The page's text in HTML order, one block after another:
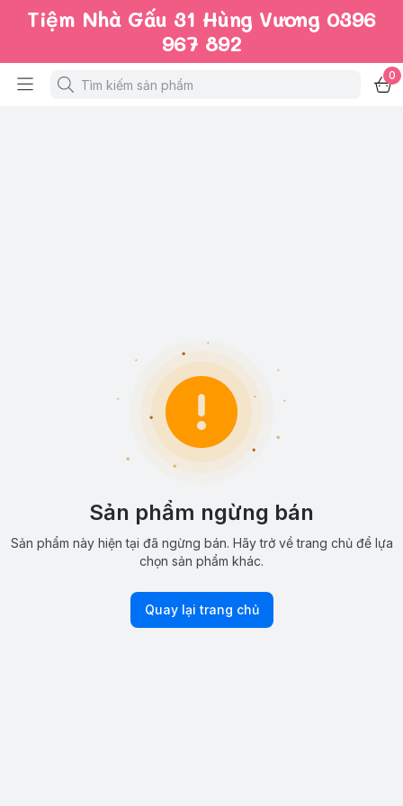
Tiệm Nhà Gấu 31 Hùng Vương 0396
967 892
0
Sản phẩm ngừng bán
Sản phẩm này hiện tại đã ngừng bán. Hãy trở về trang chủ để lựa
chọn sản phẩm khác.
Quay lại trang chủ